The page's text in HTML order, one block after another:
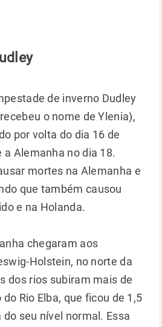
de inverno Dudley
o nome de Ylenia),
por volta do dia 16 de
a Alemanha no dia 18.
mortes na Alemanha e
que também causou
e na Holanda.
chegaram aos
Holstein, no norte da
dos rios subiram mais de
Rio Elba, que ficou de 1,5
seu nível normal. Essa